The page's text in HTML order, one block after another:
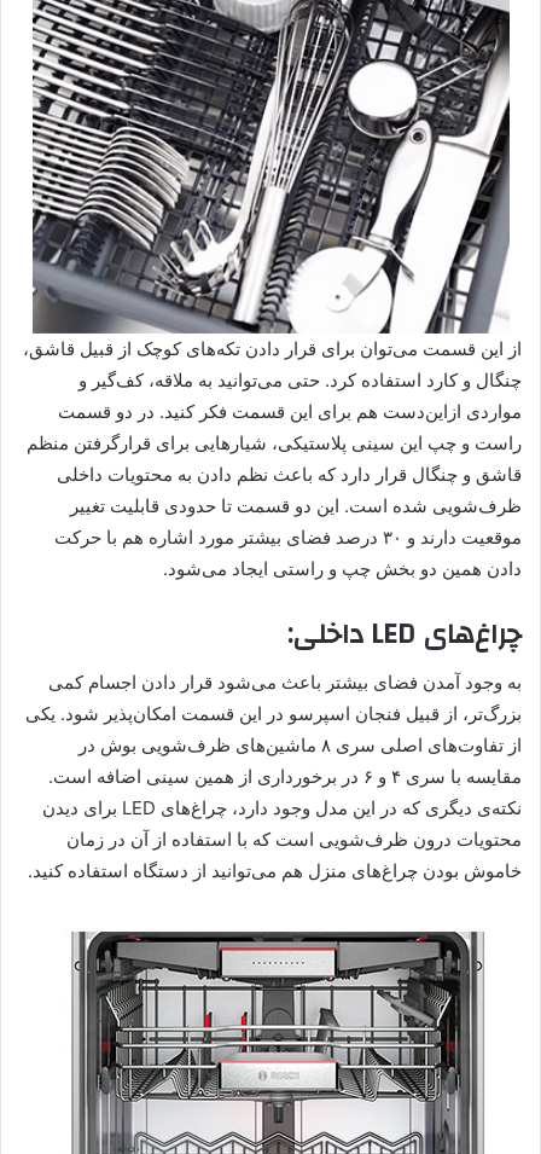
از این قسمت می‌توان برای قرار دادن تکه‌‌های کوچک از قبیل قاشق،
چنگال و کارد استفاده کرد. حتی می‌توانید به ملاقه، کف‌گیر و
مواردی ازاین‌دست هم برای این قسمت فکر کنید. در دو قسمت
راست و چپ این سینی پلاستیکی، شیارهایی برای قرارگرفتن منظم
قاشق و چنگال قرار دارد که باعث نظم دادن به محتویات داخلی
ظرف‌شویی شده ‌است. این دو قسمت تا حدودی قابلیت تغییر
موقعیت دارند و ۳۰ درصد فضای بیشتر مورد اشاره هم با حرکت
‌دادن همین دو بخش چپ و راستی ایجاد می‌شود.
چراغ‌های LED داخلی:
به وجود آمدن فضای بیشتر باعث می‌شود قرار دادن اجسام کمی
بزرگ‌تر، از قبیل فنجان اسپرسو در این قسمت امکان‌پذیر شود. یکی
از تفاوت‌های اصلی سری ۸ ماشین‌های ظرف‌شویی بوش در
مقایسه با سری ۴ و ۶ در برخورداری از همین سینی اضافه است.
نکته‌ی دیگری که در این مدل وجود دارد، چراغ‌های LED برای دیدن
محتویات درون ظرف‌شویی است که با استفاده از آن در زمان
خاموش بودن چراغ‌های منزل هم می‌توانید از دستگاه استفاده کنید.